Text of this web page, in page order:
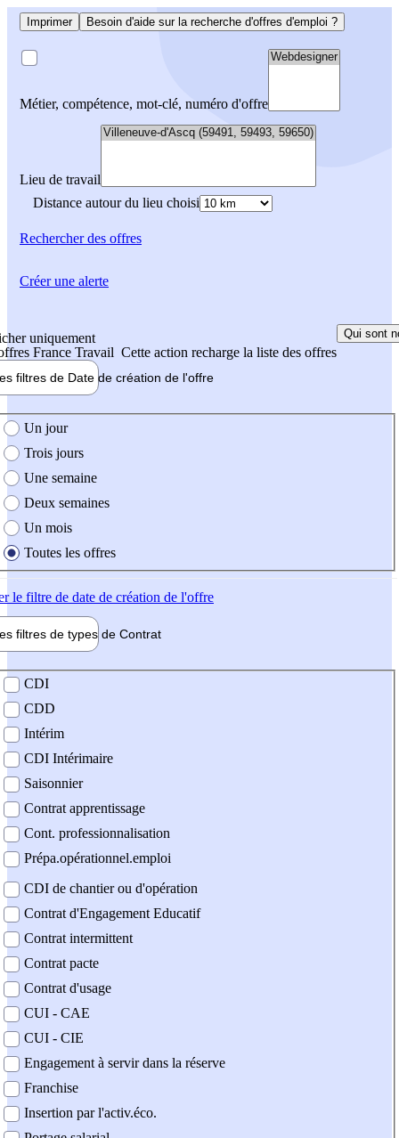
Imprimer Besoin d'aide sur la recherche d'offres d'emploi ?
Métier, compétence, mot-clé, numéro d'offre
Lieu de travail
Distance autour du lieu choisi
Rechercherdes offres
uniquement
France Travail Cette action recharge la liste des offres
Qui sont
filtres de Date de création de l'offre
création de l'offre
Un jour
Trois jours
Une semaine
Deux semaines
Un mois
Toutes les offres
le filtre de date de création de l'offre
filtres de types de Contrat
contrat
CDI
CDD
Intérim
CDI Intérimaire
Saisonnier
Contrat apprentissage
Cont. professionnalisation
Prépa.opérationnel.emploi
CDI de chantier ou d'opération
Contrat d'Engagement Educatif
Contrat intermittent
Contrat pacte
Contrat d'usage
CUI - CAE
CUI - CIE
Engagement à servir dans la réserve
Franchise
Insertion par l'activ.éco.
Créer une alerte